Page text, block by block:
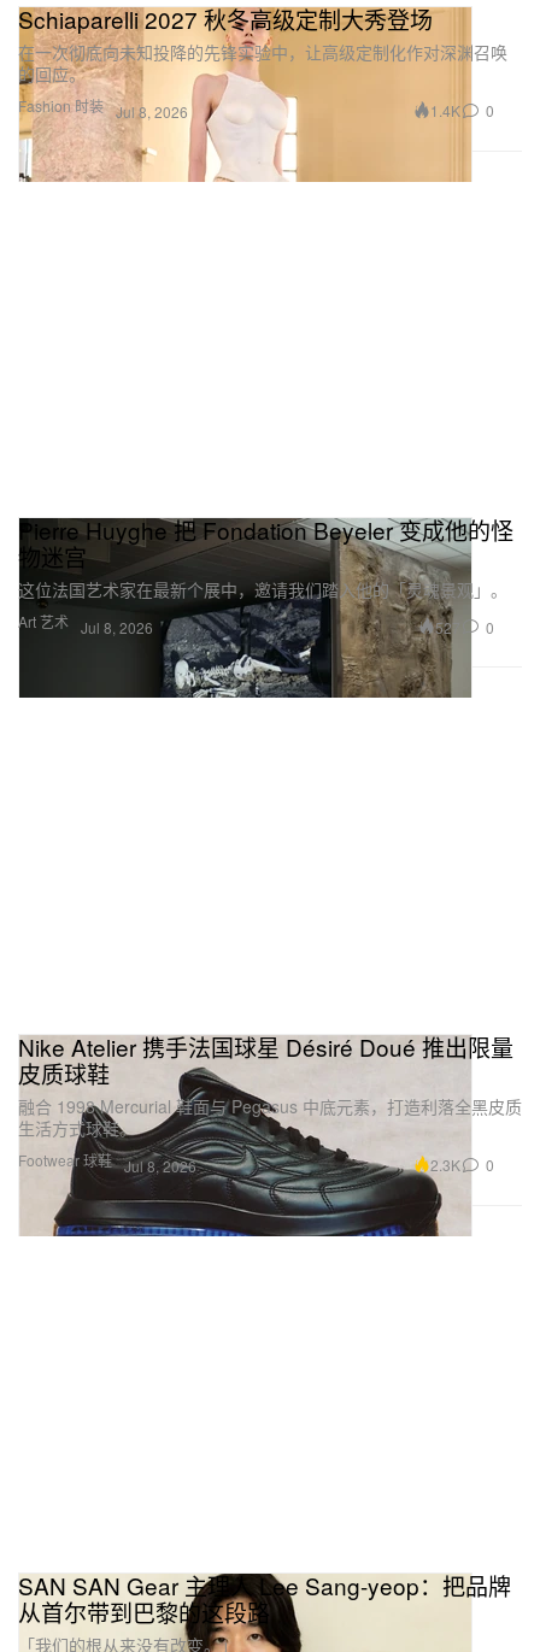
Fashion 时装
Schiaparelli 2027 秋冬高级定制大秀登场
在一次彻底向未知投降的先锋实验中，让高级定制化作对深渊召唤
的回应。
Jul 8, 2026 1.4K 0
Art 艺术
Pierre Huyghe 把 Fondation Beyeler 变成他的怪
物迷宫
这位法国艺术家在最新个展中，邀请我们踏入他的「灵魂景观」。
Jul 8, 2026 527 0
Footwear 球鞋
Nike Atelier 携手法国球星 Désiré Doué 推出限量
皮质球鞋
融合 1998 Mercurial 鞋面与 Pegasus 中底元素，打造利落全黑皮质
生活方式球鞋。
Jul 8, 2026 2.3K 0
SAN SAN Gear 主理人 Lee Sang-yeop：把品牌
从首尔带到巴黎的这段路
「我们的根从来没有改变。」